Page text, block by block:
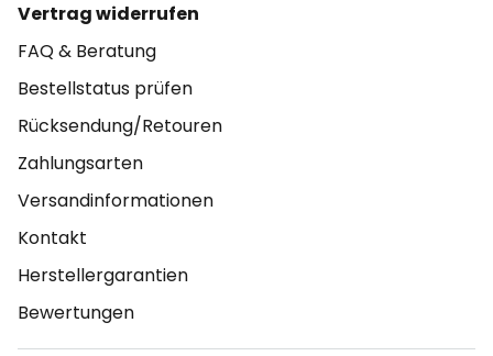
Vertrag widerrufen
FAQ & Beratung
Bestellstatus prüfen
Rücksendung/Retouren
Zahlungsarten
Versandinformationen
Kontakt
Herstellergarantien
Bewertungen